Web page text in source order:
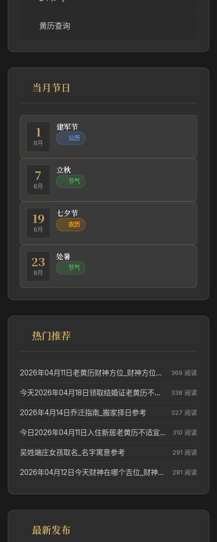
黄历查询
当月节日
1
8月
建军节
公历
7
8月
立秋
节气
19
8月
七夕节
农历
23
8月
处暑
节气
热门推荐
2026年04月11日老黄历财神方位_财神方位与供奉讲究 369 阅读
今天2026年04月18日领取结婚证老黄历不适合吗_领证日期参考 338 阅读
2026年4月14日乔迁指南_搬家择日参考 327 阅读
今日2026年04月11日入住新居老黄历不适宜吗_搬家择日参考 310 阅读
吴姓端庄女孩取名_名字寓意参考 291 阅读
2026年04月12日今天财神在哪个吉位_财神方位参考 281 阅读
最新发布